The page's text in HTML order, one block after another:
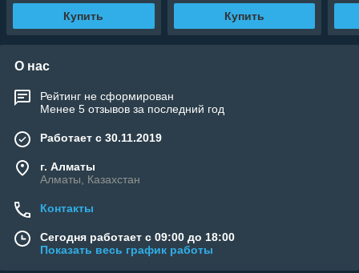
Купить Купить
О нас
Рейтинг не сформирован
Менее 5 отзывов за последний год
Работает с 30.11.2019
г. Алматы
Алматы, Казахстан
Контакты
Сегодня работает с 09:00 до 18:00
Показать весь график работы